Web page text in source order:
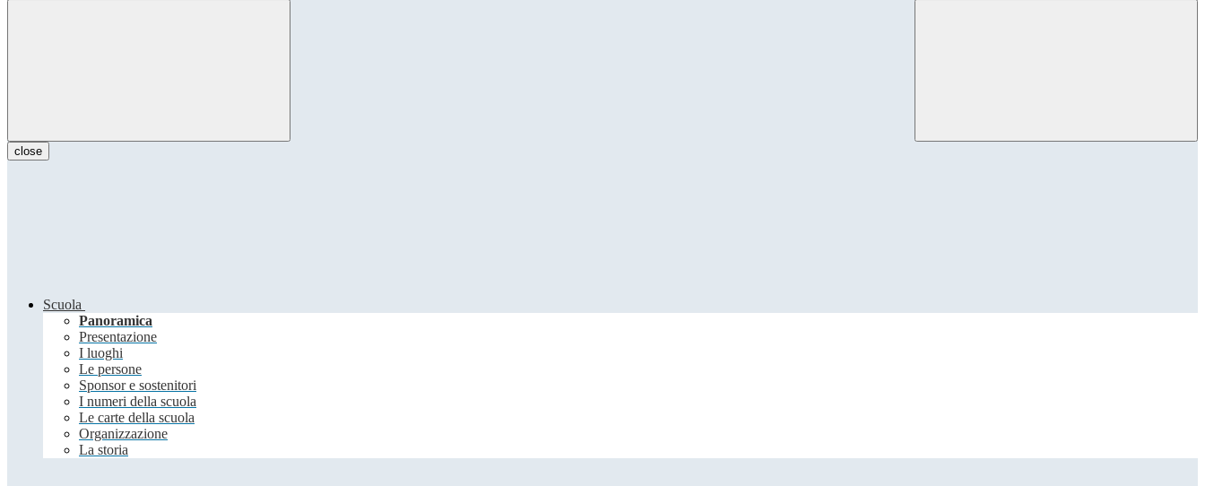
close
Scuola
Panoramica
Presentazione
I luoghi
Le persone
Sponsor e sostenitori
I numeri della scuola
Le carte della scuola
Organizzazione
La storia